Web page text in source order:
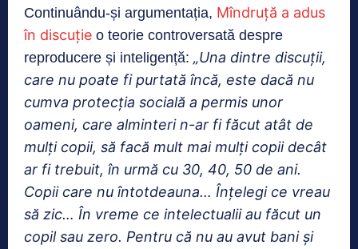
Continuându-și argumentația, Mîndruță a adus
în discuție o teorie controversată despre
reproducere și inteligență: „Una dintre discuții,
care nu poate fi purtată încă, este dacă nu
cumva protecția socială a permis unor
oameni, care alminteri n-ar fi făcut atât de
mulți copii, să facă mult mai mulți copii decât
ar fi trebuit, în urmă cu 30, 40, 50 de ani.
Copii care nu întotdeauna… Înțelegi ce vreau
să zic… În vreme ce intelectualii au făcut un
copil sau zero. Pentru că nu au avut bani și